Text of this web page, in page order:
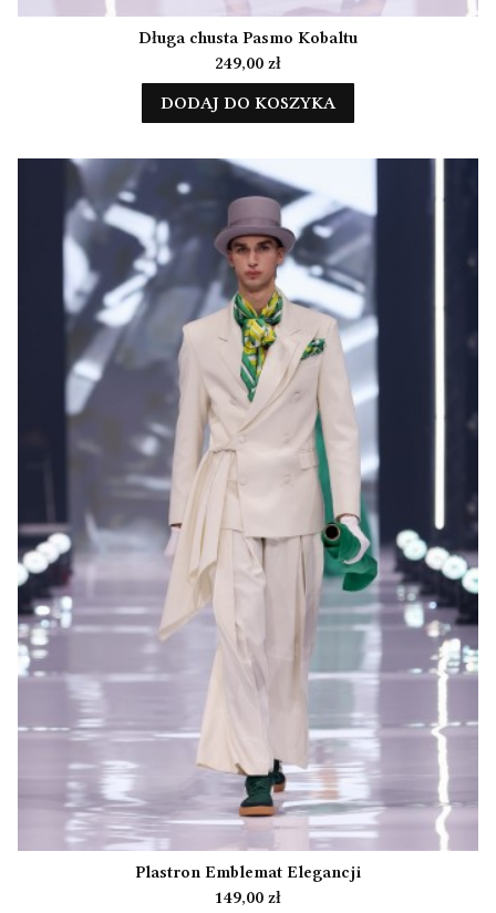
Długa chusta Pasmo Kobaltu
Cena
249,00 zł
DODAJ DO KOSZYKA
Plastron Emblemat Elegancji
Cena
149,00 zł